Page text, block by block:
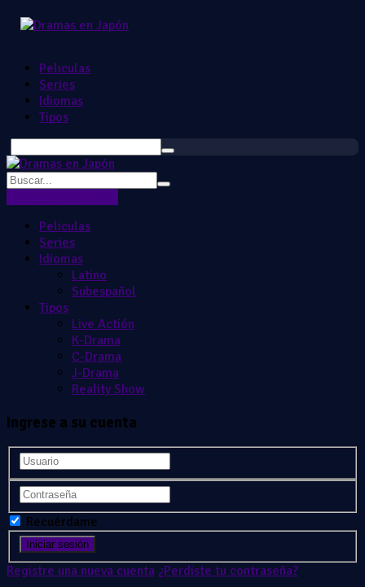
Peliculas
Series
Idiomas
Tipos
Peliculas
Series
Idiomas
Latino
Subespañol
Tipos
Live Actión
K-Drama
C-Drama
J-Drama
Reality Show
Ingrese a su cuenta
Recuérdame
Registre una nueva cuenta ¿Perdiste tu contraseña?